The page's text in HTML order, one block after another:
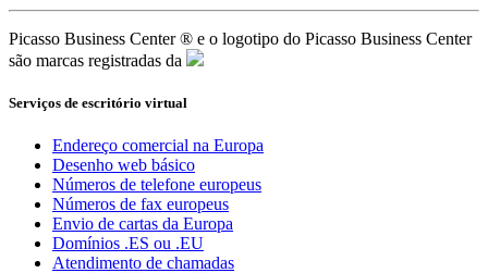
Picasso Business Center ® e o logotipo do Picasso Business Center
são marcas registradas da
Serviços de escritório virtual
Endereço comercial na Europa
Desenho web básico
Números de telefone europeus
Números de fax europeus
Envio de cartas da Europa
Domínios .ES ou .EU
Atendimento de chamadas